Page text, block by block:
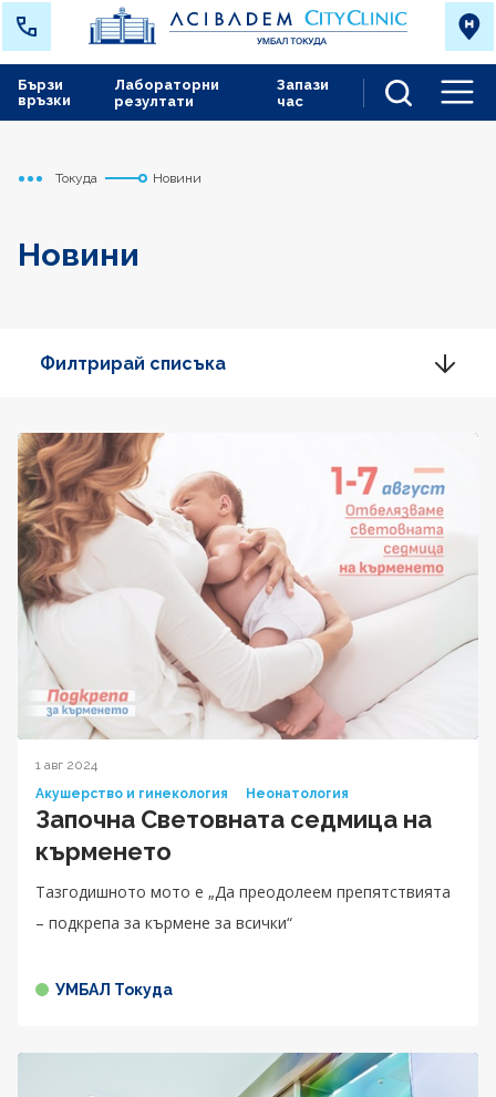
Лабораторни
резултати
Запази
час
Бързи
връзки
Начало
Токуда Новини
Новини
Филтрирай списъка
1 авг 2024
Акушерство и гинекология
Неонатология
Започна Световната седмица на
кърменето
Тазгодишното мото е „Да преодолеем препятствията
– подкрепа за кърмене за всички“
УМБАЛ Токуда